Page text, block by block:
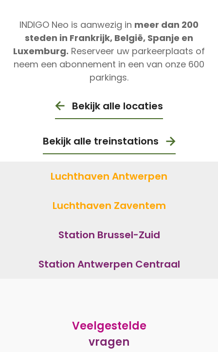
INDIGO Neo is aanwezig in meer dan 200
steden in Frankrijk, België, Spanje en
Luxemburg. Reserveer uw parkeerplaats of
neem een abonnement in een van onze 600
parkings.
Bekijk alle locaties
Bekijk alle treinstations
Luchthaven Antwerpen
Luchthaven Zaventem
Station Brussel-Zuid
Station Antwerpen Centraal
Veelgestelde
vragen